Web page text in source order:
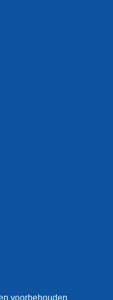
voorbehouden.